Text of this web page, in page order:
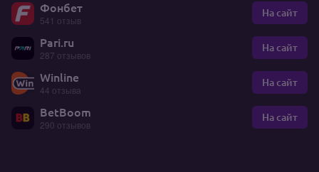
Фонбет
541 отзыв
На сайт
Pari.ru
287 отзывов
На сайт
Winline
44 отзыва
На сайт
BetBoom
290 отзывов
На сайт